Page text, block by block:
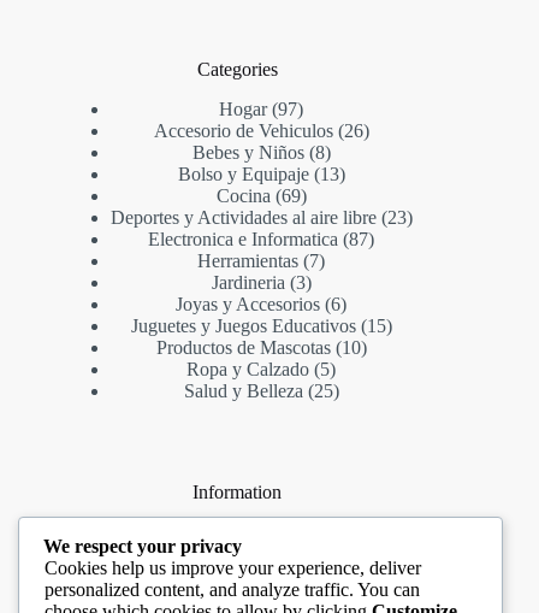
Categories
Hogar 9797
productos
Accesorio de Vehiculos 2626
Bebes y Niños 88
productos
Bolso y Equipaje 1313
Cocina 6969
productos
Deportes y Actividades al aire libre 2323
Electronica e Informatica 8787
Herramientas 77
Jardineria 33
productos
Joyas y Accesorios 66
productos
Juguetes y Juegos Educativos 1515
Productos de Mascotas 1010
Ropa y Calzado 55
productos
Salud y Belleza 2525
Information
Contact Us
Terms & Conditions
Privacy Policy
We respect your privacy
Cookies help us improve your experience, deliver
personalized content, and analyze traffic. You can